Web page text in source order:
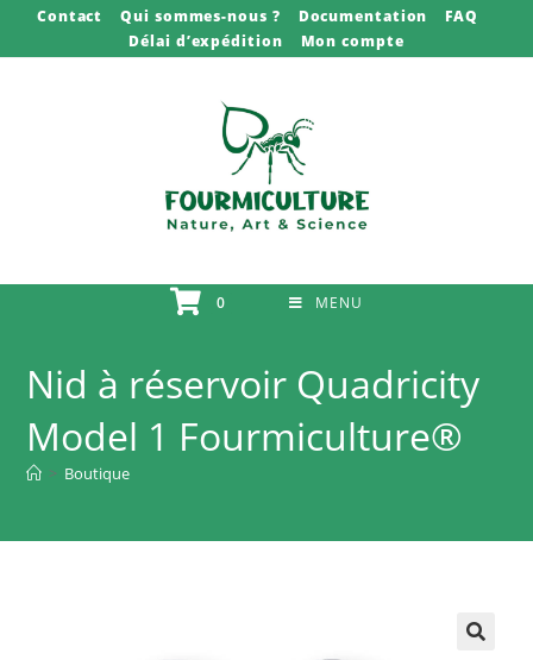
Contact Qui sommes-nous ? Documentation
FAQ
Délai d’expédition
Mon compte
0 MENU
Nid à réservoir Quadricity
Model 1 Fourmiculture®
> Boutique